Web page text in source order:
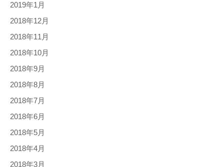
2019年1月
2018年12月
2018年11月
2018年10月
2018年9月
2018年8月
2018年7月
2018年6月
2018年5月
2018年4月
2018年3月